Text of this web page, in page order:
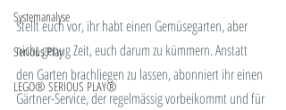
Systemanalyse
Serious Play
LEGO® SERIOUS PLAY®
Stellt euch vor, ihr habt einen Gemüsegarten, aber
nicht genug Zeit, euch darum zu kümmern. Anstatt
den Garten brachliegen zu lassen, abonniert ihr einen
Gärtner-Service, der regelmässig vorbeikommt und für